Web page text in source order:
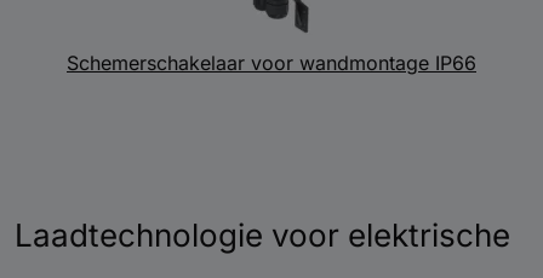
Schemerschakelaar voor wandmontage IP66
Laadtechnologie voor elektrische